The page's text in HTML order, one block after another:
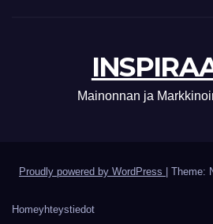
Mainonnan ja
Proudly powered by WordPress | Theme:
Homeyhteystiedot